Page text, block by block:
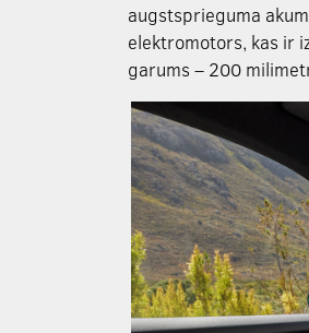
augstsprieguma
elektromotors, kas ir
garums – 200